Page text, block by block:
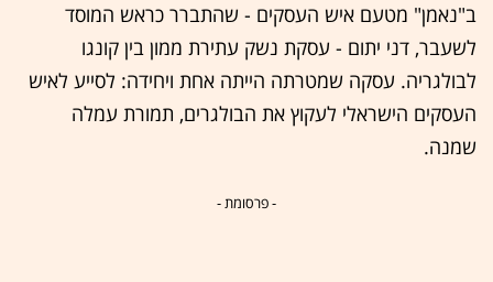
ב"נאמן" מטעם איש העסקים - שהתברר כראש המוסד
לשעבר, דני יתום - עסקת נשק עתירת ממון בין קונגו
לבולגריה. עסקה שמטרתה הייתה אחת ויחידה: לסייע לאיש
העסקים הישראלי לעקוץ את הבולגרים, תמורת עמלה
שמנה.
- פרסומת -